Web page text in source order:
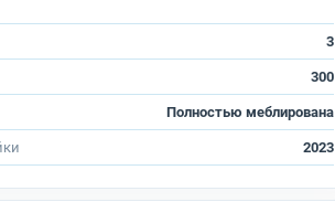
3
300
Полностью меблирована
2023